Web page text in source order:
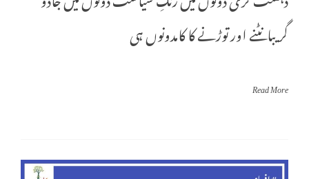
گریبانٹنے اور توڑنے کا کامدونوں ہی
Read More